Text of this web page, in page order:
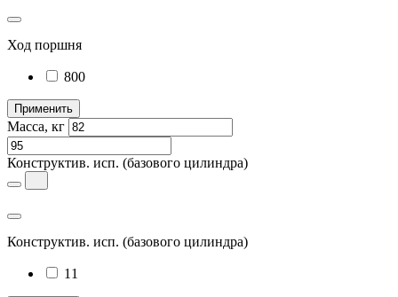
Ход поршня
800
Применить
Масса, кг
Конструктив. исп. (базового цилиндра)
Конструктив. исп. (базового цилиндра)
11